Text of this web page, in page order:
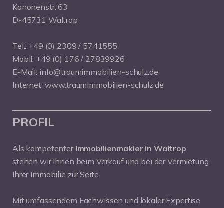
Kanonenstr. 63
D-45731 Waltrop
Tel.: +49 (0) 2309 / 5741555
Mobil: +49 (0) 176 / 27839926
E-Mail: info@traumimmobilien-schulz.de
Internet: www.traumimmobilien-schulz.de
PROFIL
Als kompetenter Immobilienmakler in Waltrop
stehen wir Ihnen beim Verkauf und bei der Vermietung
Ihrer Immobilie zur Seite.
Mit umfassendem Fachwissen und lokaler Expertise